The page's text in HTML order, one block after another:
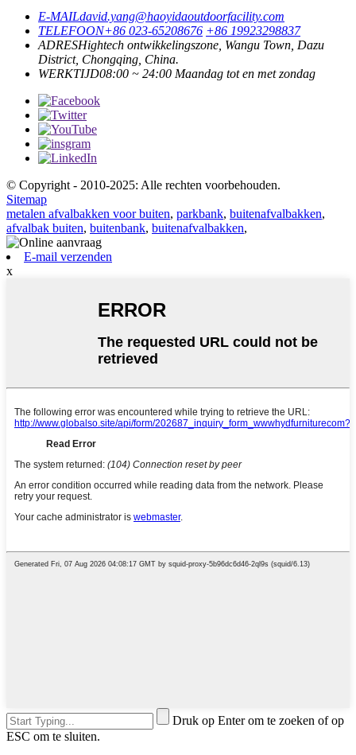
E-MAILdavid.yang@haoyidaoutdoorfacility.com
TELEFOON+86 023-65208676 +86 19923298837
ADRESHightech ontwikkelingszone, Wangu Town, Dazu
District, Chongqing, China.
WERKTIJD08:00 ~ 24:00 Maandag tot en met zondag
© Copyright - 2010-2025: Alle rechten voorbehouden.
Sitemap
metalen afvalbakken voor buiten, parkbank, buitenafvalbakken,
afvalbak buiten, buitenbank, buitenafvalbakken,
E-mail verzenden
x
Druk op Enter om te zoeken of op
ESC om te sluiten.